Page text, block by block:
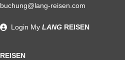
buchung@lang-reisen.com
REISEN
Login My LANG REISEN